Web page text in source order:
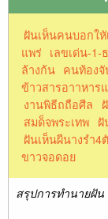
ฝันเห็นคนบอกใหั
แพร่ เลขเด่น-
ล้างก้น คนท้อง
ข้าวสารอาาหาร
งานพิธีถถือศีล
สมด็จพระเทพ ฝั
ฝันเห็นผีนางรำ4
ขาวจอดอย
สรุปการทำนายฝัน